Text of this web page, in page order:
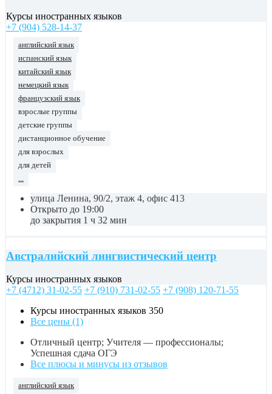
Курсы иностранных языков
+7 (904) 528-14-37
английский язык
испанский язык
китайский язык
немецкий язык
французский язык
взрослые группы
детские группы
дистанционное обучение
для взрослых
для детей
...
улица Ленина, 90/2, этаж 4, офис 413
Открыто до 19:00
до закрытия 1 ч 32 мин
Австралийский лингвистический центр
Курсы иностранных языков
+7 (4712) 31-02-55 +7 (910) 731-02-55 +7 (908) 120-71-55
Курсы иностранных языков 350
Все цены (1)
Отличный центр; Учителя — профессионалы;
Успешная сдача ОГЭ
Все плюсы и минусы из отзывов
английский язык